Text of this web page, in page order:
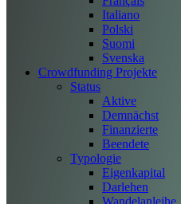
Italiano
Polski
Suomi
Svenska
Crowdfunding Projekte
Status
Aktive
Demnächst
Finanzierte
Beendete
Typologie
Eigenkapital
Darlehen
Wandelanleihe